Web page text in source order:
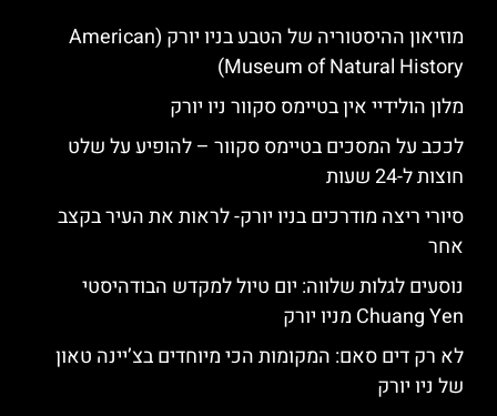
מוזיאון ההיסטוריה של הטבע בניו יורק (American
Museum of Natural History)
מלון הולידיי אין בטיימס סקוור ניו יורק
לככב על המסכים בטיימס סקוור – להופיע על שלט
חוצות ל-24 שעות
סיורי ריצה מודרכים בניו יורק- לראות את העיר בקצב
אחר
נוסעים לגלות שלווה: יום טיול למקדש הבודהיסטי
Chuang Yen מניו יורק
לא רק דים סאם: המקומות הכי מיוחדים בצ’יינה טאון
של ניו יורק